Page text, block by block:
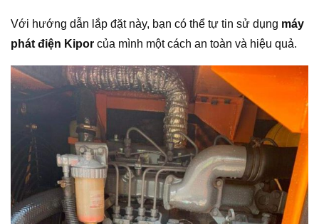
Với hướng dẫn lắp đặt này, bạn có thể tự tin sử dụng máy
phát điện Kipor của mình một cách an toàn và hiệu quả.